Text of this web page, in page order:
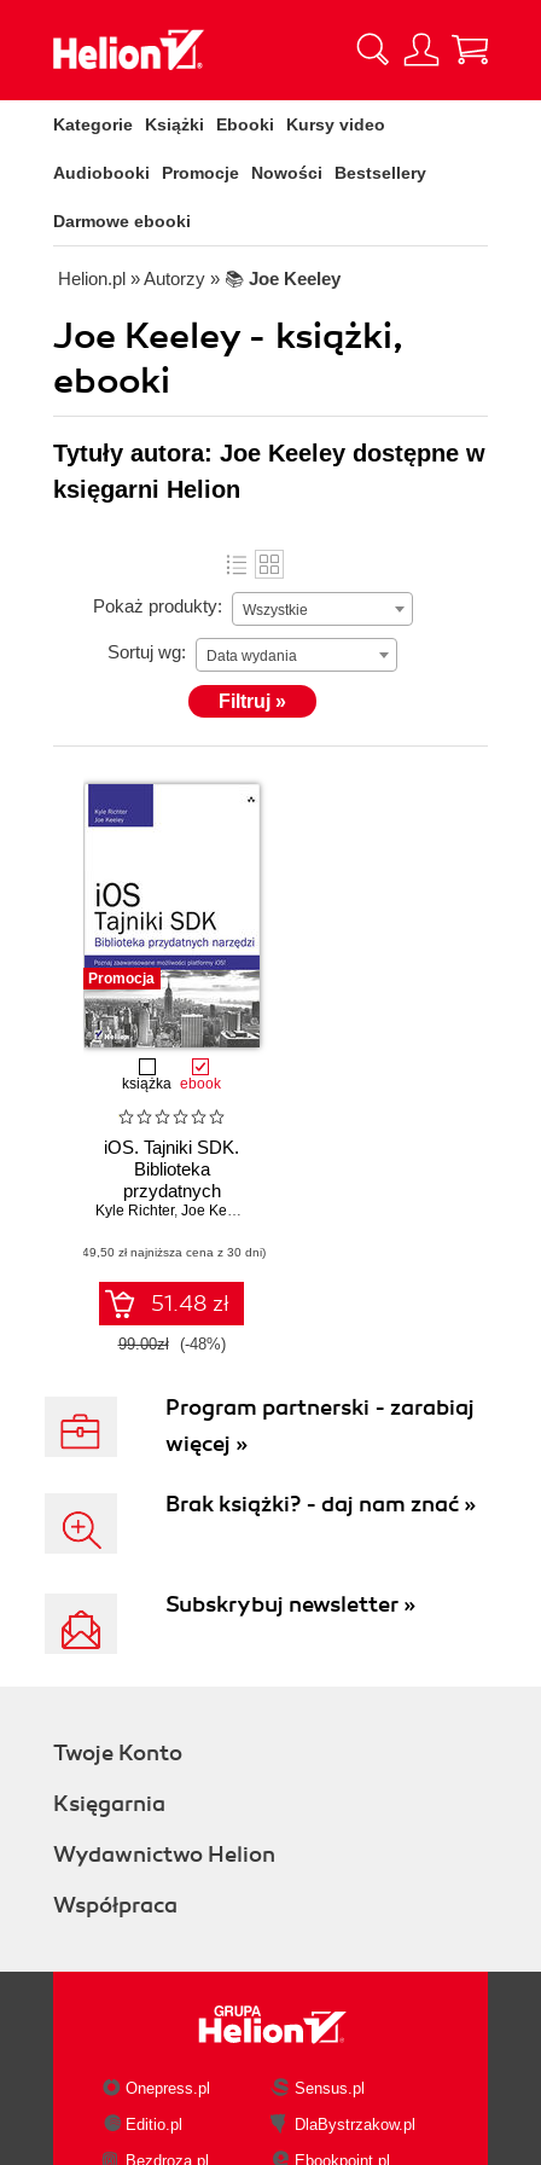
Kategorie Książki Ebooki Kursy video
Audiobooki Promocje Nowości Bestsellery
Darmowe ebooki
Helion.pl » Autorzy » 📚 Joe Keeley
Joe Keeley - książki,
ebooki
Tytuły autora: Joe Keeley dostępne w
księgarni Helion
Pokaż produkty: Wszystkie
Sortuj wg: Data wydania
Filtruj »
Promocja
książka ebook
iOS. Tajniki SDK.
Biblioteka
przydatnych
narzędzi
Kyle Richter, Joe Keeley
(49,50 zł najniższa cena z 30 dni)
51.48 zł
99.00zł (-48%)
Program partnerski - zarabiaj
więcej »
Brak książki? - daj nam znać »
Subskrybuj newsletter »
Twoje Konto
Księgarnia
Wydawnictwo Helion
Współpraca
Onepress.pl
Sensus.pl
Editio.pl
DlaBystrzakow.pl
Bezdroza.pl
Ebookpoint.pl